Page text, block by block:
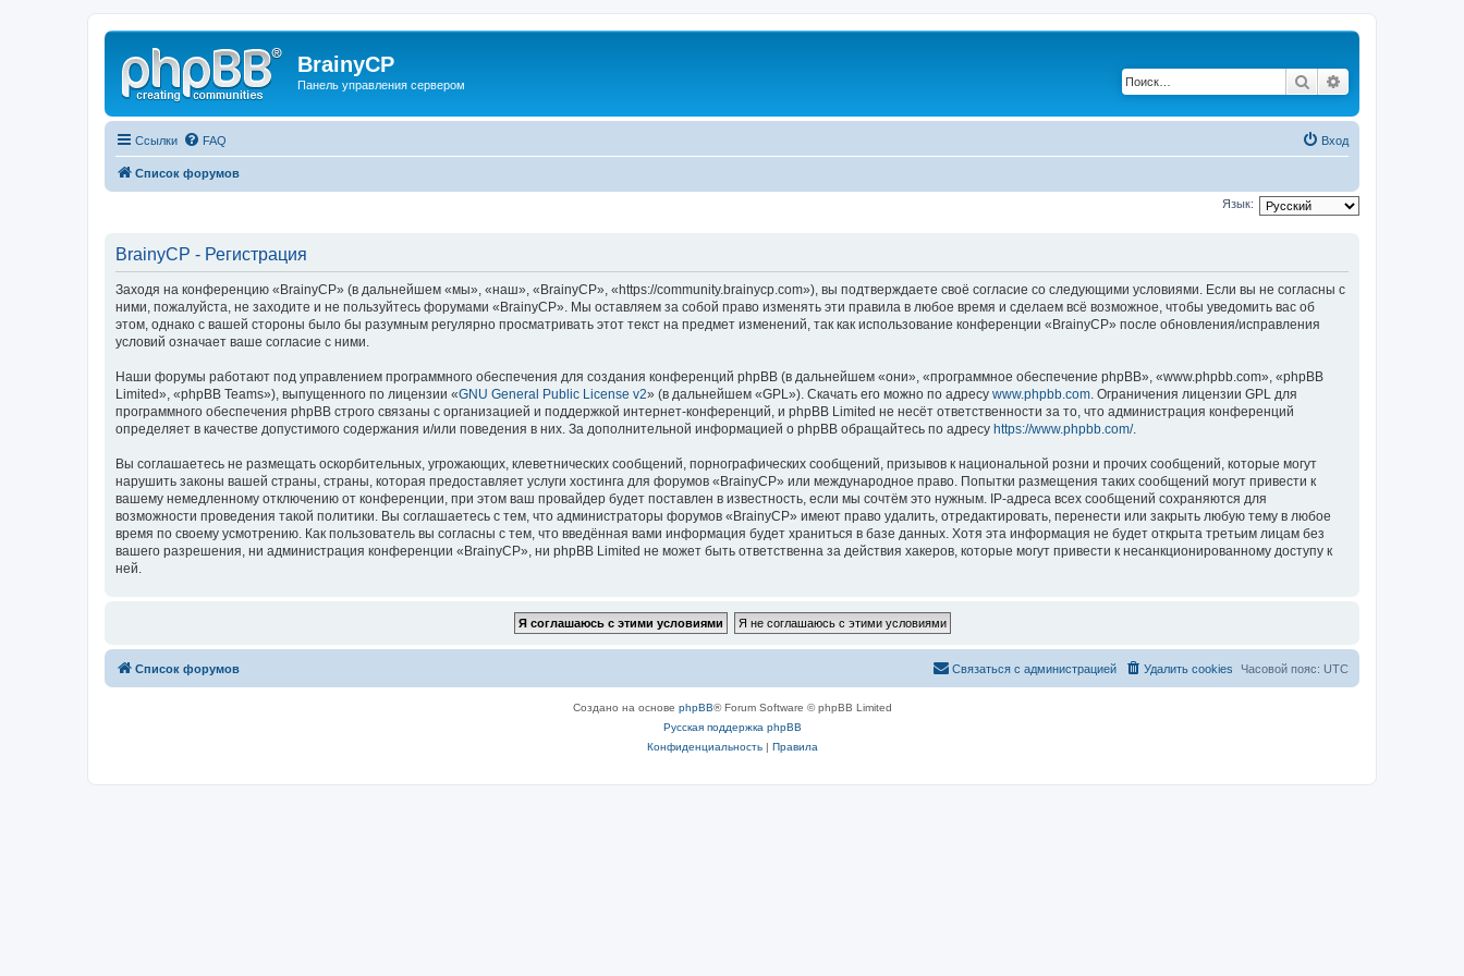
BrainyCP
Панель управления сервером Поиск
Ссылки FAQ Вход
Список форумов
Язык:
BrainyCP - Регистрация
Заходя на конференцию «BrainyCP» (в дальнейшем «мы», «наш», «BrainyCP», «https://community.brainycp.com»), вы подтверждаете своё согласие со следующими условиями. Если вы не согласны с
ними, пожалуйста, не заходите и не пользуйтесь форумами «BrainyCP». Мы оставляем за собой право изменять эти правила в любое время и сделаем всё возможное, чтобы уведомить вас об
этом, однако с вашей стороны было бы разумным регулярно просматривать этот текст на предмет изменений, так как использование конференции «BrainyCP» после обновления/исправления
условий означает ваше согласие с ними.
Наши форумы работают под управлением программного обеспечения для создания конференций phpBB (в дальнейшем «они», «программное обеспечение phpBB», «www.phpbb.com», «phpBB
Limited», «phpBB Teams»), выпущенного по лицензии «GNU General Public License v2» (в дальнейшем «GPL»). Скачать его можно по адресу www.phpbb.com. Ограничения лицензии GPL для
программного обеспечения phpBB строго связаны с организацией и поддержкой интернет-конференций, и phpBB Limited не несёт ответственности за то, что администрация конференций
определяет в качестве допустимого содержания и/или поведения в них. За дополнительной информацией о phpBB обращайтесь по адресу https://www.phpbb.com/.
Вы соглашаетесь не размещать оскорбительных, угрожающих, клеветнических сообщений, порнографических сообщений, призывов к национальной розни и прочих сообщений, которые могут
нарушить законы вашей страны, страны, которая предоставляет услуги хостинга для форумов «BrainyCP» или международное право. Попытки размещения таких сообщений могут привести к
вашему немедленному отключению от конференции, при этом ваш провайдер будет поставлен в известность, если мы сочтём это нужным. IP-адреса всех сообщений сохраняются для
возможности проведения такой политики. Вы соглашаетесь с тем, что администраторы форумов «BrainyCP» имеют право удалить, отредактировать, перенести или закрыть любую тему в любое
время по своему усмотрению. Как пользователь вы согласны с тем, что введённая вами информация будет храниться в базе данных. Хотя эта информация не будет открыта третьим лицам без
вашего разрешения, ни администрация конференции «BrainyCP», ни phpBB Limited не может быть ответственна за действия хакеров, которые могут привести к несанкционированному доступу к
ней.
Список форумов Часовой пояс: UTC
Удалить cookies
Связаться с администрацией
Создано на основе phpBB® Forum Software © phpBB Limited
Русская поддержка phpBB
Конфиденциальность| Правила